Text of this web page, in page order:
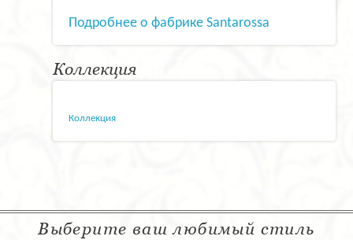
Подробнее о фабрике Santarossa
Коллекция
Коллекция
Выберите ваш любимый стиль